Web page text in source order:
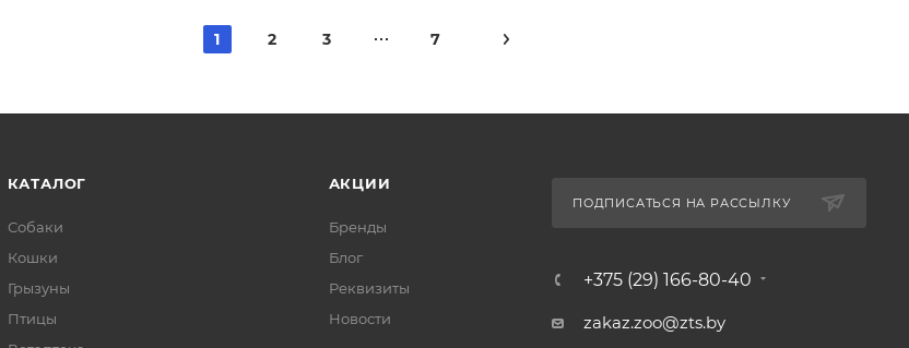
1 2 3 7
КАТАЛОГ
Собаки
Кошки
Грызуны
Птицы
АКЦИИ
Бренды
Блог
Реквизиты
Новости
ПОДПИСАТЬСЯ НА РАССЫЛКУ
+375 (29) 166-80-40
zakaz.zoo@zts.by